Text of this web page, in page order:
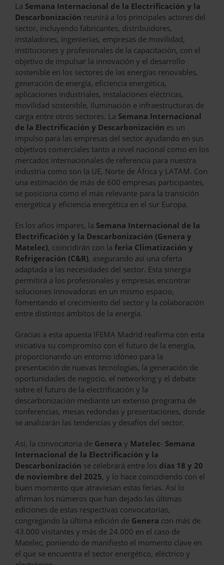
La Semana Internacional de la Electrificación y la
Descarbonización reunirá a los principales actores del
sector, incluyendo fabricantes, distribuidores,
instaladores, ingenierías, empresas de movilidad,
instituciones y profesionales de la capacitación, con el
objetivo de impulsar la innovación y el desarrollo
sostenible en los sectores de las energías renovables,
generación de energía, eficiencia energética,
aplicaciones industriales, instalaciones eléctricas,
movilidad sostenible, iluminación e infraestructuras de
carga entre otros sectores. La Semana Internacional
de la Electrificación y Descarbonización es un
impulso para las empresas del sector ayudando en sus
objetivos comerciales tanto a nivel nacional como en los
mercados internacionales de referencia para nuestra
industria como son la UE, Norte de África y LATAM. Con
una estimación de más de 600 empresas participantes,
se posiciona como el más relevante para la transición
energética y eficiencia energética en el sur Europa.
En los años impares, la Semana Internacional de la
Electrificación y la Descarbonización (Genera y
Matelec), coincidirán con la feria Climatización y
Refrigeración (C&R), asegurando así una oferta
adaptada a las necesidades del sector. Esta sinergia
permitirá a los profesionales y empresas encontrar
soluciones innovadoras en un mismo espacio,
fomentando el crecimiento del sector y la colaboración
entre distintos ámbitos de la energía.
Gracias a esta apuesta IFEMA Madrid reafirma con esta
iniciativa su compromiso con el futuro de la energía,
proporcionando un entorno idóneo para la
presentación de nuevas tecnologías, la generación de
oportunidades de negocio, el networking y el debate
sobre el futuro de la electrificación y la
descarbonización mediante un extenso programa de
conferencias, mesas redondas y presentaciones, donde
se analizarán las tendencias y desafíos del sector.
Así, la convocatoria de Genera y Matelec- Semana
Internacional de la Electrificación y la
Descarbonización se celebrará entre los días 18 y 20
de noviembre del 2025, y lo hace coincidiendo con el
buen momento que atraviesan estas ferias. Así lo
afirman los números que han dejado las últimas
ediciones de estas respectivas convocatorias,
congregando la última edición de Genera con más de
43.000 visitantes y más de 24.000 en el caso de
Matelec, poniendo de manifiesto el momento clave en
el que se encuentra el sector energético, eléctrico y